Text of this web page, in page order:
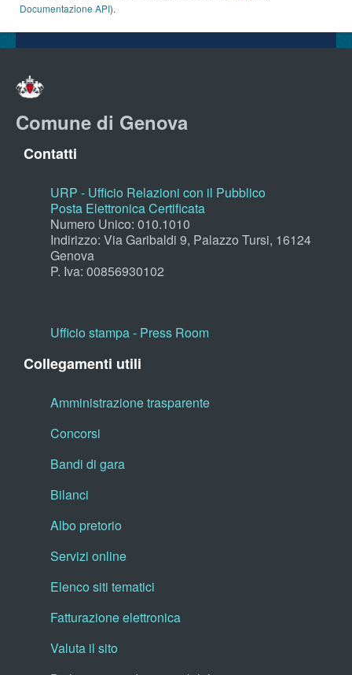
Documentazione API).
Comune di Genova
Contatti
URP - Ufficio Relazioni con il Pubblico
Posta Elettronica Certificata
Numero Unico: 010.1010
Indirizzo: Via Garibaldi 9, Palazzo Tursi, 16124
Genova
P. Iva: 00856930102
Ufficio stampa - Press Room
Collegamenti utili
Amministrazione trasparente
Concorsi
Bandi di gara
Bilanci
Albo pretorio
Servizi online
Elenco siti tematici
Fatturazione elettronica
Valuta il sito